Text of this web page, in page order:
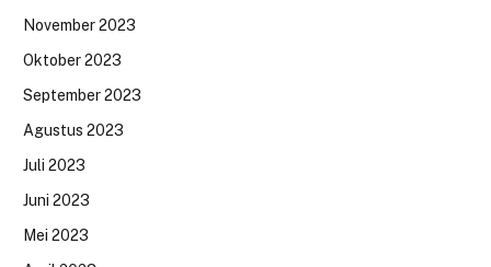
November 2023
Oktober 2023
September 2023
Agustus 2023
Juli 2023
Juni 2023
Mei 2023